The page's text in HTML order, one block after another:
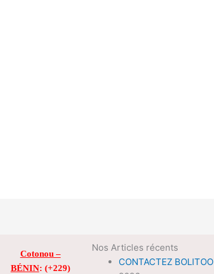
Cotonou –
BÉNIN: (+229)
Nos Articles récents
CONTACTEZ BOLITOO